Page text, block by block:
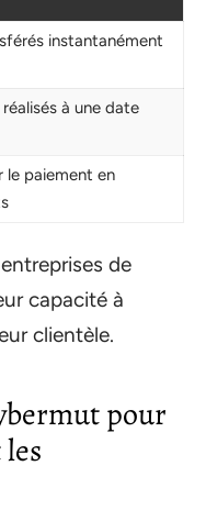
instantanément
à une date
le paiement en
de
capacité à
clientèle.
pour